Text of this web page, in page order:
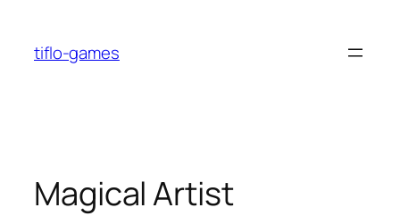
содержимому
tiflo-games
Magical Artist